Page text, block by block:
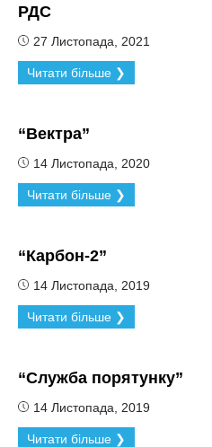
РДС
27 Листопада, 2021
Читати більше ❯
“Вектра”
14 Листопада, 2020
Читати більше ❯
“Карбон-2”
14 Листопада, 2019
Читати більше ❯
“Служба порятунку”
14 Листопада, 2019
Читати більше ❯